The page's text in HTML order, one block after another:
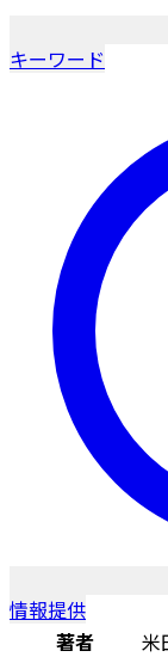
キーワード
情報提供
著者
米